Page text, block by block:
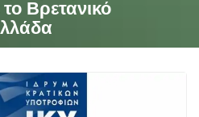
Βρετανικό